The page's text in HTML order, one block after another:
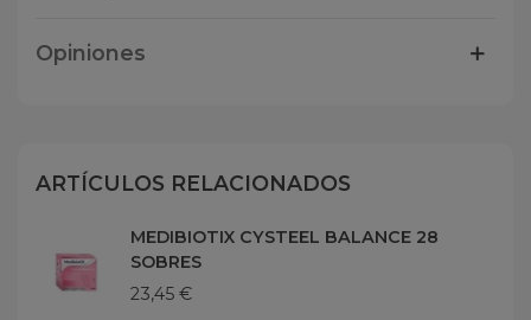
Opiniones
ARTÍCULOS RELACIONADOS
MEDIBIOTIX CYSTEEL BALANCE 28
SOBRES
23,45 €